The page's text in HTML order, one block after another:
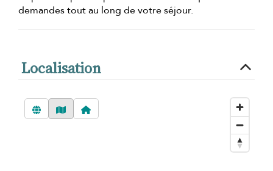
demandes tout au long de votre séjour.
Localisation